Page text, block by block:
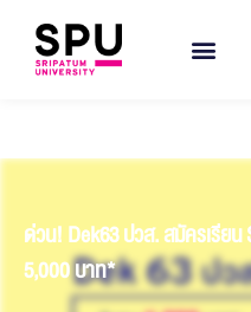
ด่วน! Dek63 ปวส. สมัครเรีย
5,000 บาท*